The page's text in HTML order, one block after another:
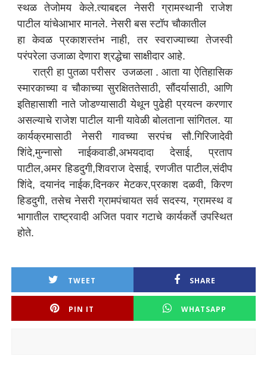
स्थळ तेजोमय केले.त्याबद्दल नेसरी ग्रामस्थानी राजेश
पाटील यांचेआभार मानले. नेसरी बस स्टॉप चौकातील
हा केवळ प्रकाशस्तंभ नाही, तर स्वराज्याच्या तेजस्वी
परंपरेला उजाळा देणारा श्रद्धेचा साक्षीदार आहे.
रात्री हा पुतळा परीसर उजळला . आता या ऐतिहासिक
स्मारकाच्या व चौकाच्या सुरक्षिततेसाठी, सौंदर्यासाठी, आणि
इतिहासाशी नाते जोडण्यासाठी येथून पुढेही प्रयत्न करणार
असल्याचे राजेश पाटील यानी यावेळी बोलताना सांगितल. या
कार्यक्रमासाठी नेसरी गावच्या सरपंच सौ.गिरिजादेवी
शिंदे,मुन्नासो नाईकवाडी,अभयदादा देसाई, प्रताप
पाटील,अमर हिडदुगी,शिवराज देसाई, रणजीत पाटील,संदीप
शिंदे, दयानंद नाईक,दिनकर मेटकर,प्रकाश दळवी, किरण
हिडदुगी, तसेच नेसरी ग्रामपंचायत सर्व सदस्य, ग्रामस्थ व
भागातील राष्ट्रवादी अजित पवार गटाचे कार्यकर्ते उपस्थित
होते.
TWEET SHARE
PIN IT WHATSAPP